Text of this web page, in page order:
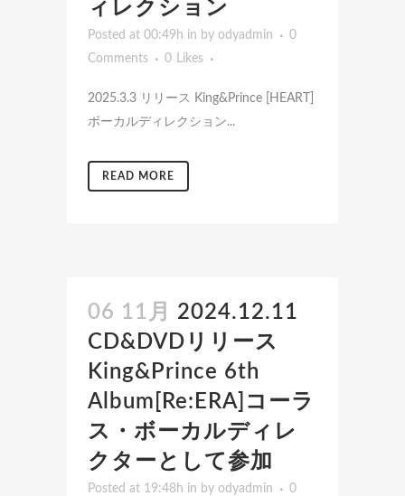
ィレクション
Posted at 00:49h in by odyadmin
0
Comments
0 Likes
2025.3.3 リリース King&Prince [HEART]
ボーカルディレクション...
READ MORE
06 11月
2024.12.11
CD&DVDリリース
King&Prince 6th
Album[Re:ERA]コーラ
ス・ボーカルディレ
クターとして参加
Posted at 19:48h in by odyadmin
0